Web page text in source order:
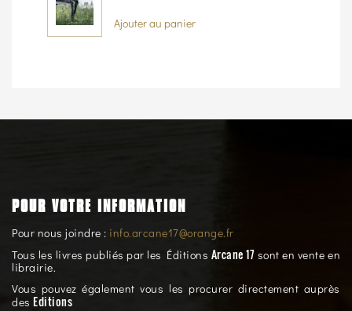
Ajouter au panier
POUR VOTRE INFORMATION
Pour nous joindre : info.arcane17@orange.fr
Tous les livres publiés par les Éditions Arcane 17 sont en vente en
librairie.
Vous pouvez également vous les procurer directement auprès
des Editions